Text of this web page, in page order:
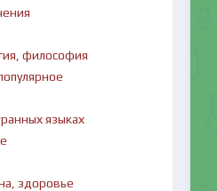
философия
языках
здоровье